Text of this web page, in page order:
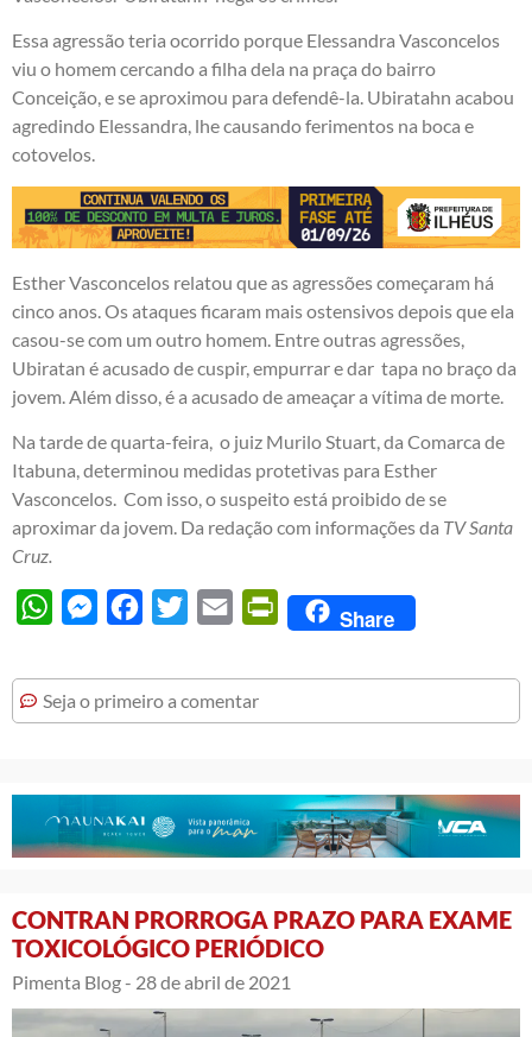
Essa agressão teria ocorrido porque Elessandra Vasconcelos
viu o homem cercando a filha dela na praça do bairro
Conceição, e se aproximou para defendê-la. Ubiratahn acabou
agredindo Elessandra, lhe causando ferimentos na boca e
cotovelos.
Esther Vasconcelos relatou que as agressões começaram há
cinco anos. Os ataques ficaram mais ostensivos depois que ela
casou-se com um outro homem. Entre outras agressões,
Ubiratan é acusado de cuspir, empurrar e dar tapa no braço da
jovem. Além disso, é a acusado de ameaçar a vítima de morte.
Na tarde de quarta-feira, o juiz Murilo Stuart, da Comarca de
Itabuna, determinou medidas protetivas para Esther
Vasconcelos. Com isso, o suspeito está proibido de se
aproximar da jovem. Da redação com informações da TV Santa
Cruz.
WhatsAppMessengerFacebook
Twitter Email PrintFriendly
Share
Seja o primeiro a comentar
CONTRAN PRORROGA PRAZO PARA EXAME
TOXICOLÓGICO PERIÓDICO
Pimenta Blog - 28 de abril de 2021